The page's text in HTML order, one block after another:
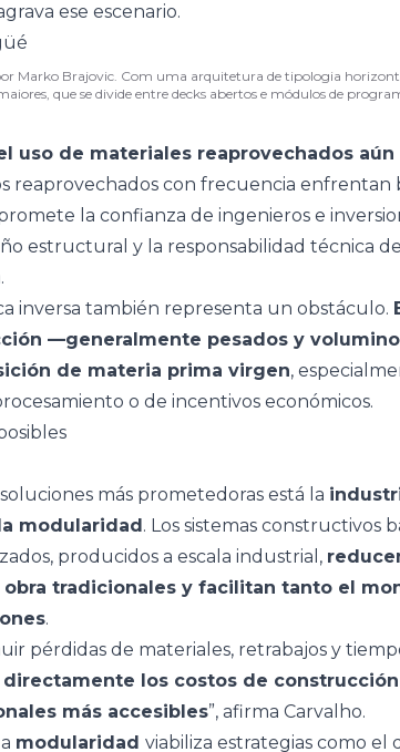
ese escenario.
Marko Brajovic. Com uma arquitetura de tipologia
que se divide entre decks abertos e módulos de
uso de materiales reaprovechados
reaprovechados con frecuencia enfrentan
la confianza de ingenieros e
estructural y la responsabilidad técnica de
inversa también representa un obstáculo.
—generalmente pesados y
de materia prima virgen,
o de incentivos económicos.
más prometedoras está la
modularidad. Los sistemas constructivos
producidos a escala industrial,
tradicionales y facilitan tanto el
.
pérdidas de materiales, retrabajos y
los costos de
más accesibles”, afirma Carvalho.
modularidad viabiliza estrategias como el